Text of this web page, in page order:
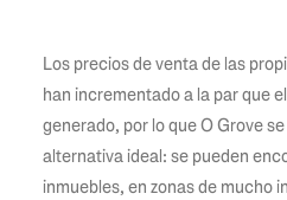
Los precios de venta de las
han incrementado a la par que
generado, por lo que O Grove
alternativa ideal: se pueden
inmuebles, en zonas de mucho